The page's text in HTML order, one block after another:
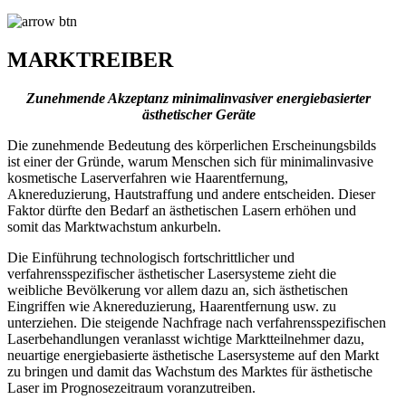
MARKTREIBER
Zunehmende Akzeptanz minimalinvasiver energiebasierter
ästhetischer Geräte
Die zunehmende Bedeutung des körperlichen Erscheinungsbilds
ist einer der Gründe, warum Menschen sich für minimalinvasive
kosmetische Laserverfahren wie Haarentfernung,
Aknereduzierung, Hautstraffung und andere entscheiden. Dieser
Faktor dürfte den Bedarf an ästhetischen Lasern erhöhen und
somit das Marktwachstum ankurbeln.
Die Einführung technologisch fortschrittlicher und
verfahrensspezifischer ästhetischer Lasersysteme zieht die
weibliche Bevölkerung vor allem dazu an, sich ästhetischen
Eingriffen wie Aknereduzierung, Haarentfernung usw. zu
unterziehen. Die steigende Nachfrage nach verfahrensspezifischen
Laserbehandlungen veranlasst wichtige Marktteilnehmer dazu,
neuartige energiebasierte ästhetische Lasersysteme auf den Markt
zu bringen und damit das Wachstum des Marktes für ästhetische
Laser im Prognosezeitraum voranzutreiben.